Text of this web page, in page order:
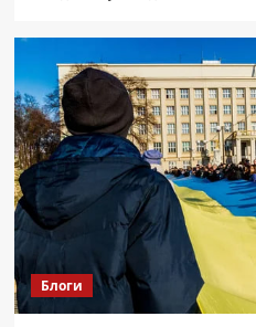
Блоги